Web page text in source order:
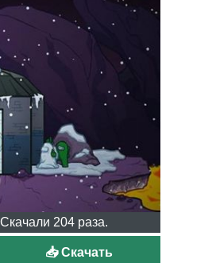
204 раза.
📥 Скачать